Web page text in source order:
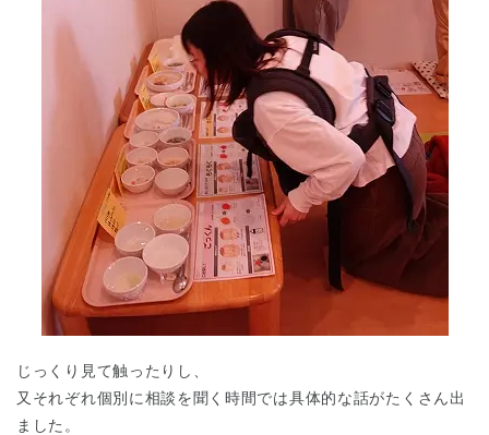
じっくり見て触ったりし、
又それぞれ個別に相談を聞く時間では具体的な話がたくさん出
ました。